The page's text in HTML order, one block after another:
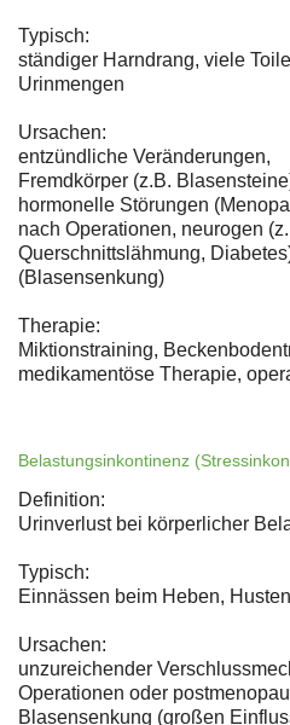
Typisch:
ständiger Harndrang, viele
Urinmengen
Ursachen:
entzündliche Veränderungen,
Fremdkörper (z.B.
hormonelle Störungen
nach Operationen, neurogen
Querschnittslähmung,
(Blasensenkung)
Therapie:
Miktionstraining,
medikamentöse Therapie,
Belastungsinkontinenz
Definition:
Urinverlust bei körperlicher
Typisch:
Einnässen beim Heben,
Ursachen:
unzureichender
Operationen oder
Blasensenkung (großen